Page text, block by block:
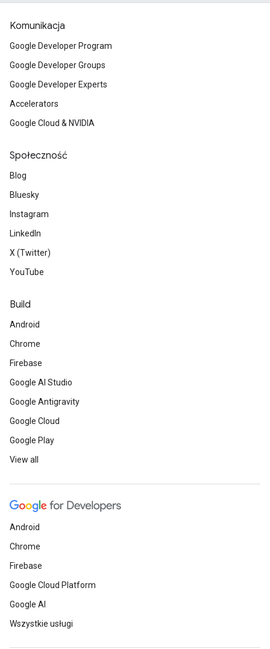
Komunikacja
Google Developer Program
Google Developer Groups
Google Developer Experts
Accelerators
Google Cloud & NVIDIA
Społeczność
Blog
Bluesky
Instagram
LinkedIn
X (Twitter)
YouTube
Build
Android
Chrome
Firebase
Google AI Studio
Google Antigravity
Google Cloud
Google Play
View all
Android
Chrome
Firebase
Google Cloud Platform
Google AI
Wszystkie usługi